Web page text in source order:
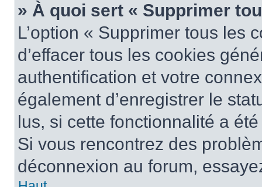
» À quoi sert « Supprimer
L’option « Supprimer tous les
d’effacer tous les cookies
authentification et votre
également d’enregistrer le
lus, si cette fonctionnalité a
Si vous rencontrez des
déconnexion au forum,